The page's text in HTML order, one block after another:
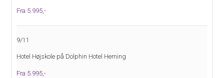
Fra 5.995,-
9/11
Hotel Højskole på Dolphin Hotel Herning
Fra 5.995,-